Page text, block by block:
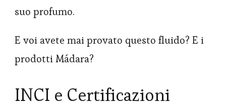
suo profumo.
E voi avete mai provato questo fluido? E i
prodotti Mádara?
INCI e Certificazioni